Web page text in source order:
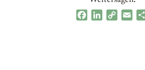
Facebook
LinkedIn
Copy